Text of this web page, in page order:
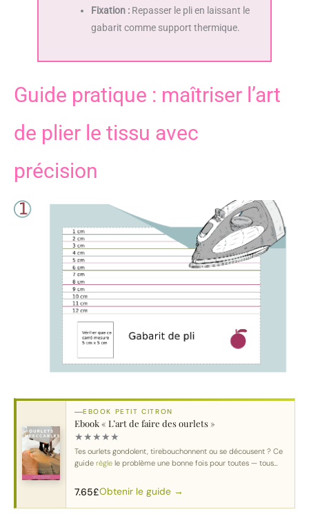
Fixation : Repasser le pli en laissant le
gabarit comme support thermique.
Guide pratique : maîtriser l’art
de plier le tissu avec
précision
EBOOK PETIT CITRON
Ebook « L’art de faire des ourlets »
★★★★★
Tes ourlets gondolent, tirebouchonnent ou se décousent ? Ce
guide règle le problème une bonne fois pour toutes — tous
7.65£Obtenir le guide →